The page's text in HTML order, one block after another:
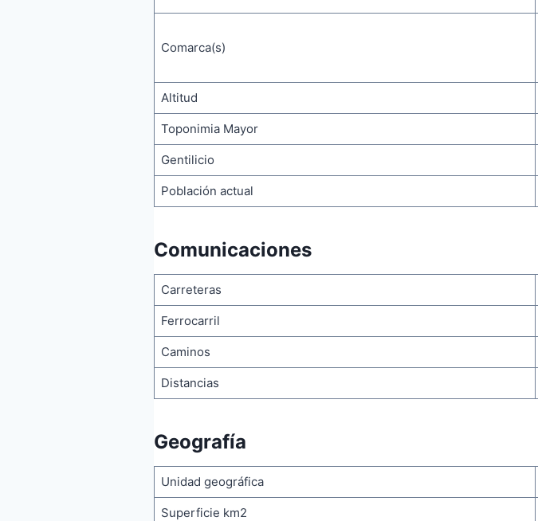
Comarca(s)
Altitud
Toponimia Mayor
Gentilicio
Población actual
Comunicaciones
Carreteras
Ferrocarril
Caminos
Distancias
Geografía
Unidad geográfica
Superficie km2